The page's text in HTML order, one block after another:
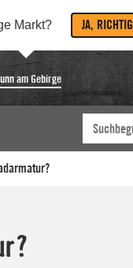
Markt? JA, RICHTIG
am Gebirge